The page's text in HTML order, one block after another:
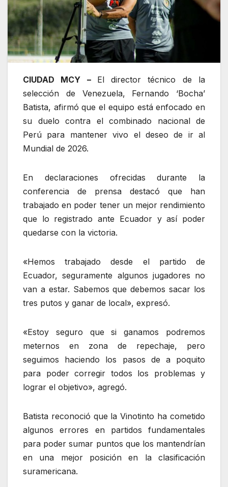
CIUDAD MCY – El director técnico de la
selección de Venezuela, Fernando ‘Bocha’
Batista, afirmó que el equipo está enfocado en
su duelo contra el combinado nacional de
Perú para mantener vivo el deseo de ir al
Mundial de 2026.
En declaraciones ofrecidas durante la
conferencia de prensa destacó que han
trabajado en poder tener un mejor rendimiento
que lo registrado ante Ecuador y así poder
quedarse con la victoria.
«Hemos trabajado desde el partido de
Ecuador, seguramente algunos jugadores no
van a estar. Sabemos que debemos sacar los
tres putos y ganar de local», expresó.
«Estoy seguro que si ganamos podremos
meternos en zona de repechaje, pero
seguimos haciendo los pasos de a poquito
para poder corregir todos los problemas y
lograr el objetivo», agregó.
Batista reconoció que la Vinotinto ha cometido
algunos errores en partidos fundamentales
para poder sumar puntos que los mantendrían
en una mejor posición en la clasificación
suramericana.